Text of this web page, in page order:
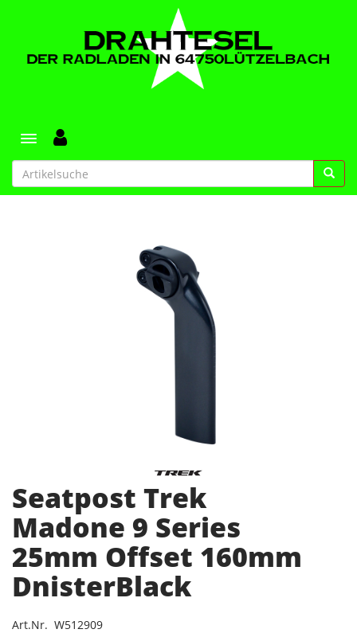
Toggle navigation
Seatpost Trek
Madone 9 Series
25mm Offset 160mm
DnisterBlack
Art.Nr. W512909